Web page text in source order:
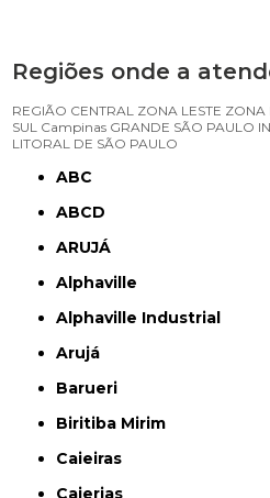
Regiões onde a
REGIÃO CENTRAL ZONA LESTE ZONA
SUL Campinas GRANDE SÃO PAULO
LITORAL DE SÃO PAULO
ABC
ABCD
ARUJÁ
Alphaville
Alphaville Industrial
Arujá
Barueri
Biritiba Mirim
Caieiras
Caierias